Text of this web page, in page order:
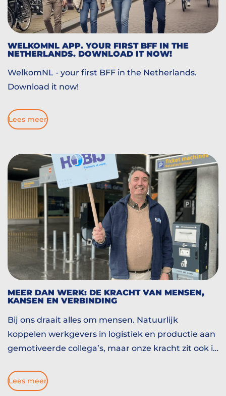
WELKOMNL APP. YOUR FIRST BFF IN THE
NETHERLANDS. DOWNLOAD IT NOW!
WelkomNL - your first BFF in the Netherlands.
Download it now!
Lees meer
MEER DAN WERK: DE KRACHT VAN MENSEN,
KANSEN EN VERBINDING
Bij ons draait alles om mensen. Natuurlijk
koppelen werkgevers in logistiek en productie aan
gemotiveerde collega’s, maar onze kracht zit ook in
onboarding en doorgroeien. We helpen mensen
bouwen aan een nieuw hoofdstuk. En soms begint
Lees meer